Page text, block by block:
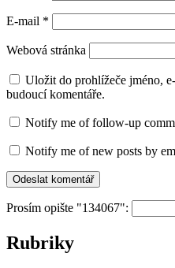
E-mail *
Webová stránka
Uložit do prohlížeče jméno,
budoucí komentáře.
Notify me of follow-up
Notify me of new posts by
Prosím opište "134067":
Rubriky